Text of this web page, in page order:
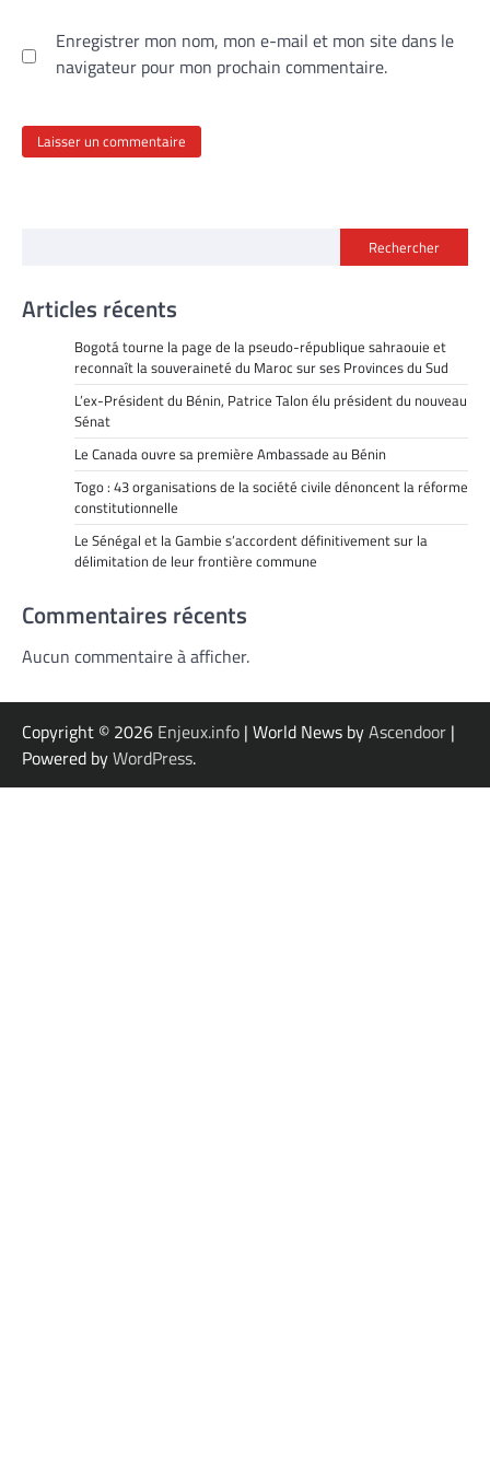
Enregistrer mon nom, mon e-mail et mon site dans le
navigateur pour mon prochain commentaire.
Rechercher
Articles récents
Bogotá tourne la page de la pseudo-république sahraouie et
reconnaît la souveraineté du Maroc sur ses Provinces du Sud
L’ex-Président du Bénin, Patrice Talon élu président du nouveau
Sénat
Le Canada ouvre sa première Ambassade au Bénin
Togo : 43 organisations de la société civile dénoncent la réforme
constitutionnelle
Le Sénégal et la Gambie s’accordent définitivement sur la
délimitation de leur frontière commune
Commentaires récents
Aucun commentaire à afficher.
Copyright © 2026 Enjeux.info | World News byAscendoor |
Powered byWordPress.